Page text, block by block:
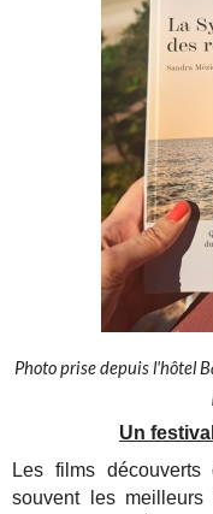
Photo prise depuis l'hôtel
Un
Les films
souvent les